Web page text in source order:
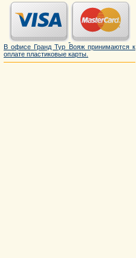
В офисе Гранд Тур Вояж принимаются к
оплате пластиковые карты.